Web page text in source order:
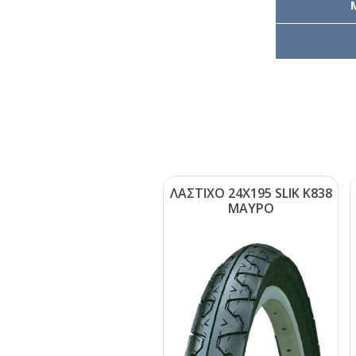
ΛΑΣΤΙΧΟ 24Χ195 SLΙΚ Κ838
ΜΑΥΡΟ